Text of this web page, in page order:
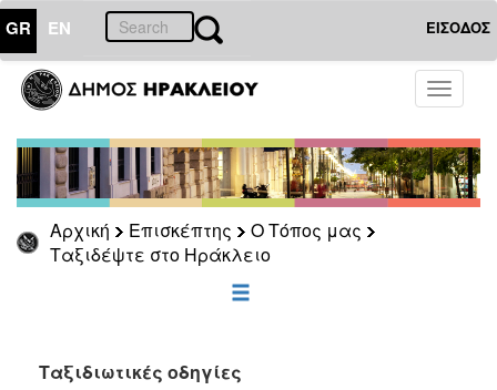
GR EN ΕΙΣΟΔΟΣ
Toggle
Αρχική Επισκέπτης
Ο Τόπος μας
Ταξιδέψτε στο Ηράκλειο
ΕΠΙΣΚΕΠΤΗΣ
στο
Ηράκλειο
ΗΡΑΚΛΕΙΟ
Ταξιδιωτικές οδηγίες